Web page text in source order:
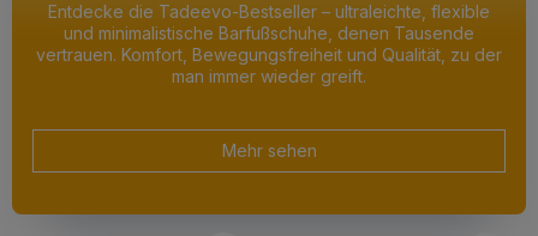
Entdecke die Tadeevo-Bestseller – ultraleichte, flexible
und minimalistische Barfußschuhe, denen Tausende
vertrauen. Komfort, Bewegungsfreiheit und Qualität, zu der
man immer wieder greift.
Mehr sehen